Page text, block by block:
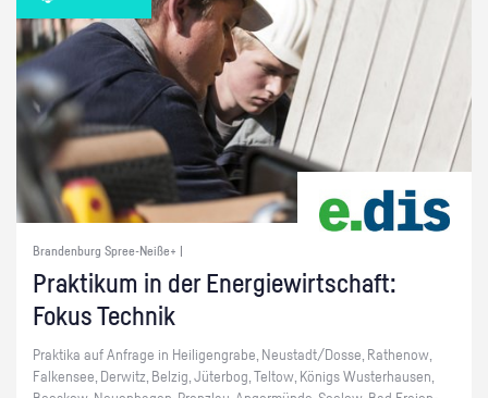
Brandenburg Spree-Neiße+ |
Prak­ti­kum in der En­er­gie­wirt­schaft:
Fokus Tech­nik
Prak­ti­ka auf An­fra­ge in Hei­li­gen­gra­be, Neu­stadt/Dosse, Ra­the­now,
Fal­ken­see, Der­witz, Bel­zig, Jü­ter­bog, Tel­tow, Kö­nigs Wus­ter­hau­sen,